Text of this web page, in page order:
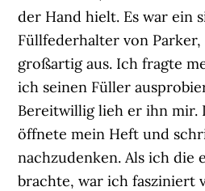
der Hand hielt. Es war ein
Füllfederhalter von Parker,
großartig aus. Ich fragte
ich seinen Füller
Bereitwillig lieh er ihn mir.
öffnete mein Heft und
nachzudenken. Als ich die
brachte, war ich fasziniert